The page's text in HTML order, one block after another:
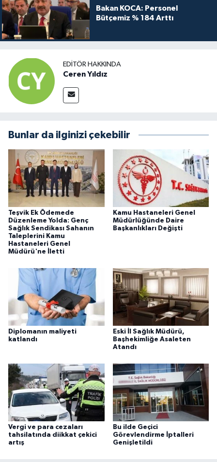
Bakan KOCA: Personel
Bütçemiz % 184 Arttı
EDITÖR HAKKINDA
Ceren Yıldız
Bunlar da ilginizi çekebilir
Teşvik Ek Ödemede
Düzenleme Yolda: Genç
Sağlık Sendikası Sahanın
Taleplerini Kamu
Hastaneleri Genel
Müdürü'ne İletti
Kamu Hastaneleri Genel
Müdürlüğünde Daire
Başkanlıkları Değişti
Diplomanın maliyeti
katlandı
Eski İl Sağlık Müdürü,
Başhekimliğe Asaleten
Atandı
Vergi ve para cezaları
tahsilatında diikkat çekici
artış
Bu ilde Geçici
Görevlendirme İptalleri
Genişletildi